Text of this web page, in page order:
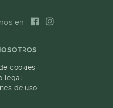
en
cookies
legal
de uso